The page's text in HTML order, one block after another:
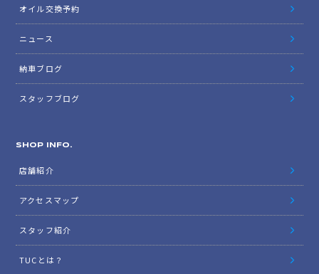
オイル交換予約
ニュース
納車ブログ
スタッフブログ
SHOP INFO.
店舗紹介
アクセスマップ
スタッフ紹介
TUCとは？